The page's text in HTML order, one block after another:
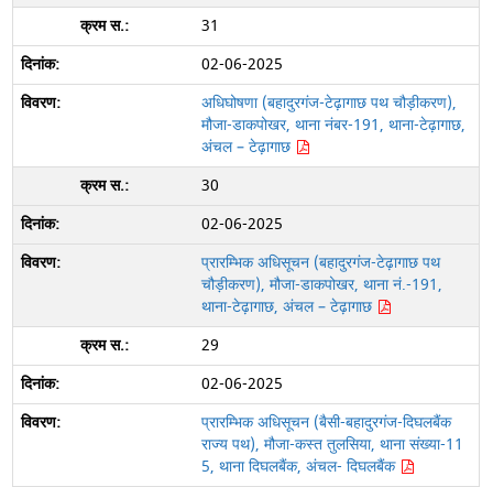
31
02-06-2025
अधिघोषणा (बहादुरगंज-टेढ़ागाछ पथ चौड़ीकरण),
मौजा-डाकपोखर, थाना नंबर-191, थाना-टेढ़ागाछ,
अंचल – टेढ़ागाछ
30
02-06-2025
प्रारम्भिक अधिसूचन (बहादुरगंज-टेढ़ागाछ पथ
चौड़ीकरण), मौजा-डाकपोखर, थाना नं.-191,
थाना-टेढ़ागाछ, अंचल – टेढ़ागाछ
29
02-06-2025
प्रारम्भिक अधिसूचन (बैसी-बहादुरगंज-दिघलबैंक
राज्य पथ), मौजा-कस्त तुलसिया, थाना संख्या-11
5, थाना दिघलबैंक, अंचल- दिघलबैंक